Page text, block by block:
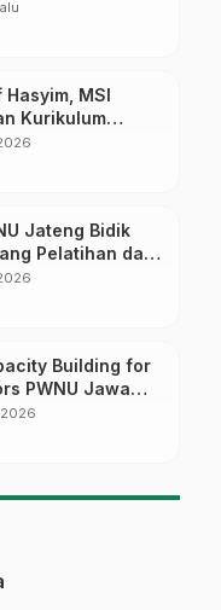
Aktifis
Hasyim, MSI
Kurikulum
Harapan Baru
Jateng Bidik
Pelatihan dan
Lulusan SMK
Building for
PWNU Jawa
Membuka